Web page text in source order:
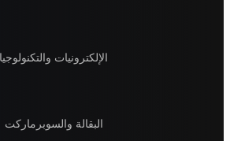
الإلكترونيات والتكنولوجيا
البقالة والسوبرماركت